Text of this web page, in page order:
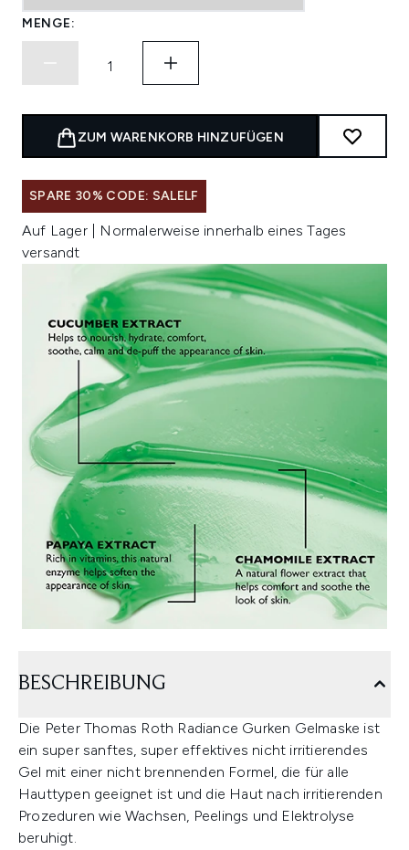
MENGE:
ZUM WARENKORB HINZUFÜGEN
SPARE 30% CODE: SALELF
Auf Lager | Normalerweise innerhalb eines Tages
versandt
BESCHREIBUNG
Die Peter Thomas Roth Radiance Gurken Gelmaske ist
ein super sanftes, super effektives nicht irritierendes
Gel mit einer nicht brennenden Formel, die für alle
Hauttypen geeignet ist und die Haut nach irritierenden
Prozeduren wie Wachsen, Peelings und Elektrolyse
beruhigt.